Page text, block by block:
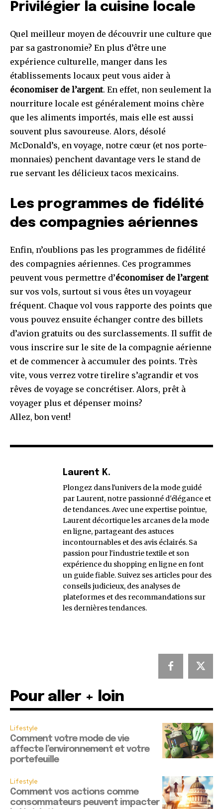
Privilégier la cuisine locale
Quel meilleur moyen de découvrir une culture que
par sa gastronomie? En plus d’être une
expérience culturelle, manger dans les
établissements locaux peut vous aider à
économiser de l’argent. En effet, non seulement la
nourriture locale est généralement moins chère
que les aliments importés, mais elle est aussi
souvent plus savoureuse. Alors, désolé
McDonald’s, en voyage, notre cœur (et nos porte-
monnaies) penchent davantage vers le stand de
rue servant les délicieux tacos mexicains.
Les programmes de fidélité
des compagnies aériennes
Enfin, n’oublions pas les programmes de fidélité
des compagnies aériennes. Ces programmes
peuvent vous permettre d’économiser de l’argent
sur vos vols, surtout si vous êtes un voyageur
fréquent. Chaque vol vous rapporte des points que
vous pouvez ensuite échanger contre des billets
d’avion gratuits ou des surclassements. Il suffit de
vous inscrire sur le site de la compagnie aérienne
et de commencer à accumuler des points. Très
vite, vous verrez votre tirelire s’agrandir et vos
rêves de voyage se concrétiser. Alors, prêt à
voyager plus et dépenser moins?
Allez, bon vent!
Laurent K.
Plongez dans l'univers de la mode guidé
par Laurent, notre passionné d'élégance et
de tendances. Avec une expertise pointue,
Laurent décortique les arcanes de la mode
en ligne, partageant des astuces
incontournables et des avis éclairés. Sa
passion pour l'industrie textile et son
expérience du shopping en ligne en font
un guide fiable. Suivez ses articles pour des
conseils judicieux, des analyses de
plateformes et des recommandations sur
les dernières tendances.
Pour aller + loin
Lifestyle
Comment votre mode de vie
affecte l’environnement et votre
portefeuille
Lifestyle
Comment vos actions comme
consommateurs peuvent impacter